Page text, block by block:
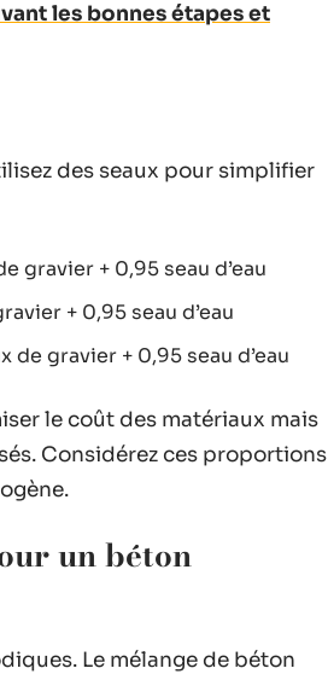
les bonnes étapes et
des seaux pour simplifier
gravier + 0,95 seau d’eau
+ 0,95 seau d’eau
de gravier + 0,95 seau d’eau
le coût des matériaux mais
Considérez ces proportions
un béton
Le mélange de béton